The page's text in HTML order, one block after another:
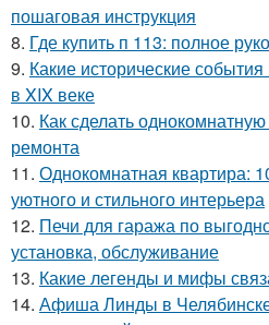
пошаговая инструкция
8. Где купить п 113: полное
9. Какие исторические
в XIX веке
10. Как сделать
ремонта
11. Однокомнатная квартира:
уютного и стильного интерьера
12. Печи для гаража по
установка, обслуживание
13. Какие легенды и мифы
14. Афиша Линды в